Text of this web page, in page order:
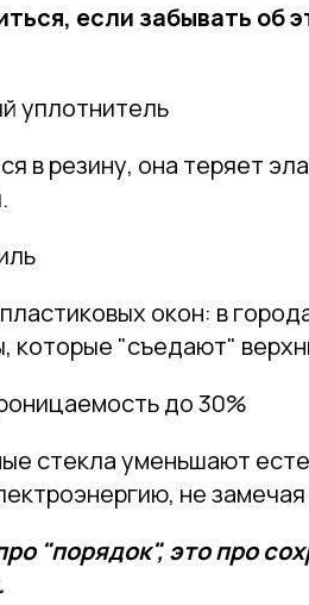
если забывать об
уплотнитель
в резину, она теряет
окон: в
которые "съедают"
до 30%
стекла уменьшают
не замечая
"порядок", это про